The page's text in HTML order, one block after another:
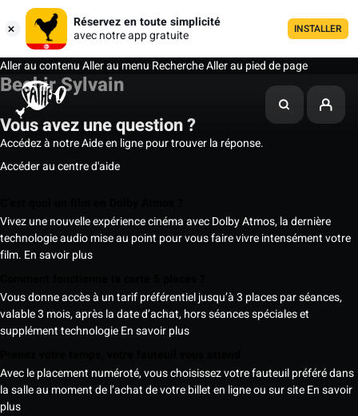
Réservez en toute simplicité
avec notre app gratuite
INSTALLER
Aller au contenuAller au menu RechercheAller au pied de page
Bechir Sylvain
Vous avez une question ?
Accédez à notre Aide en ligne pour trouver la réponse.
Accéder au centre d'aide
Vivez une nouvelle expérience cinéma avec Dolby Atmos, la dernière
technologie audio mise au point pour vous faire vivre intensément votre
film. En savoir plus
Vous donne accès à un tarif préférentiel jusqu’à 3 places par séances,
valable 3 mois, après la date d’achat, hors séances spéciales et
supplément technologieEn savoir plus
Avec le placement numéroté, vous choisissez votre fauteuil préféré dans
la salle au moment de l’achat de votre billet en ligne ou sur siteEn savoir
plus